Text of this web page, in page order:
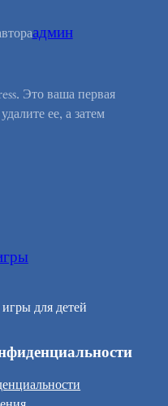
админ
Это ваша первая
ее, а затем
для детей